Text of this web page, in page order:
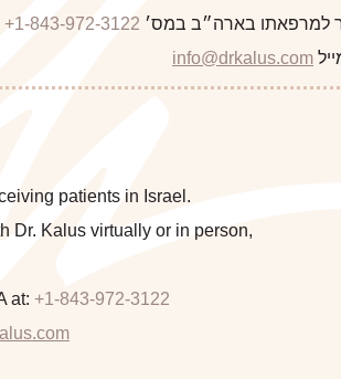
presented with a basal cell
with a V-Y
למרפאתו בארה״ב במס׳ +1-843-972-3122
info@drkalus.com
patients in Israel.
Dr. Kalus virtually or in person,
at: +1-843-972-3122